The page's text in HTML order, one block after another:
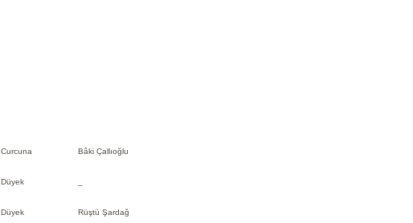
Curcuna Bâki Çallıoğlu
Düyek
Düyek Rüştü Şardağ